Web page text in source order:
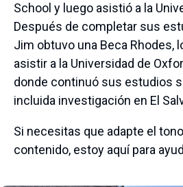
School y luego asistió a la
Después de completar sus
Jim obtuvo una Beca Rhodes,
asistir a la Universidad de
donde continuó sus estudios
incluida investigación en El
Si necesitas que adapte el
contenido, estoy aquí para